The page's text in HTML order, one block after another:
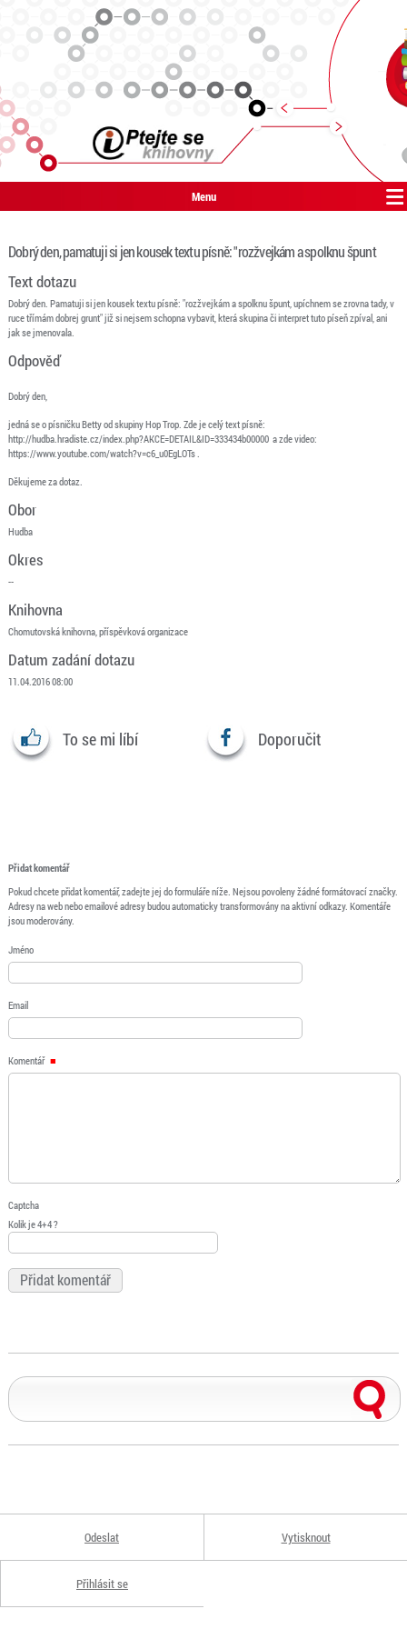
Menu
Dobrý den, pamatuji si jen kousek textu písně: "rozžvejkám a spolknu špunt
Text dotazu
Dobrý den. Pamatuji si jen kousek textu písně: "rozžvejkám a spolknu špunt, upíchnem se zrovna tady, v
ruce třímám dobrej grunt" již si nejsem schopna vybavit, která skupina či interpret tuto píseň zpíval, ani
jak se jmenovala.
Odpověď
Dobrý den,
jedná se o písničku Betty od skupiny Hop Trop. Zde je celý text písně:
http://hudba.hradiste.cz/index.php?AKCE=DETAIL&ID=333434b00000 a zde video:
https://www.youtube.com/watch?v=c6_u0EgLOTs .
Děkujeme za dotaz.
Obor
Hudba
Okres
--
Knihovna
Chomutovská knihovna, příspěvková organizace
Datum zadání dotazu
11.04.2016 08:00
To se mi líbí Doporučit
Přidat komentář
Pokud chcete přidat komentář, zadejte jej do formuláře níže. Nejsou povoleny žádné formátovací značky.
Adresy na web nebo emailové adresy budou automaticky transformovány na aktivní odkazy. Komentáře
jsou moderovány.
Jméno
Email
Komentář
Captcha
Kolik je 4+4 ?
Odeslat Vytisknout
Přihlásit se